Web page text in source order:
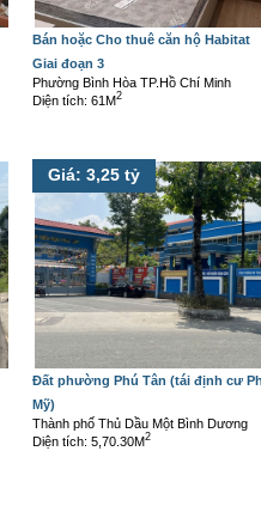
Bán hoặc Cho thuê căn hộ Habitat
Giai đoạn 3
Phường Bình Hòa TP.Hồ Chí Minh
Diện tích: 61M2
Giá: 3,25 tỷ
Đất phường Phú Tân (tái định cư
Mỹ)
Thành phố Thủ Dầu Một Bình Dương
Diện tích: 5,70.30M2